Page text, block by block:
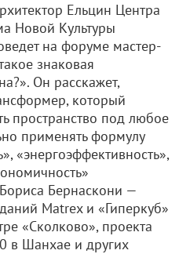
Ельцин Центра
Новой Культуры
на форуме мастер-
знаковая
Он расскажет,
который
пространство под любое
применять формулу
«энергоэффективность»,
Бернаскони —
Matrex и «Гиперкуб»
«Сколково», проекта
в Шанхае и других